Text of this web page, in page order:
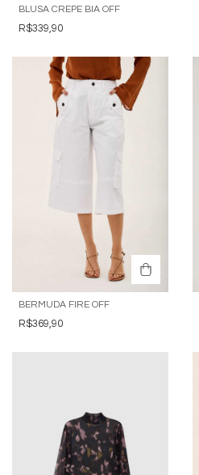
BLUSA CREPE BIA OFF
R$339,90
BERMUDA FIRE OFF
R$369,90